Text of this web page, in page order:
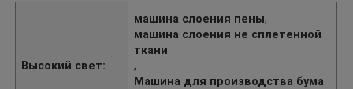
Высокий свет:
машина слоения пены,
машина слоения не сплетенной
ткани
,
Машина для производства бума